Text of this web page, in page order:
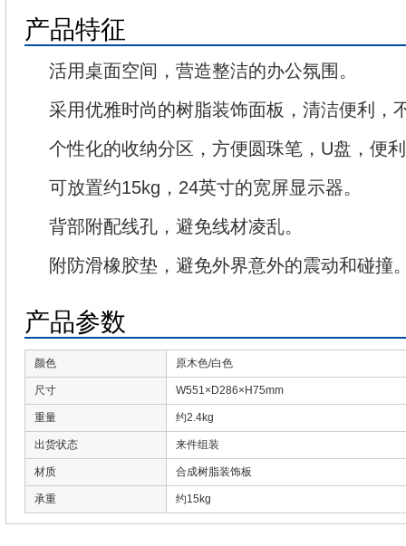
产品特征
活用桌面空间，营造整洁的办公氛围。
采用优雅时尚的树脂装饰面板，清洁便利，
个性化的收纳分区，方便圆珠笔，U盘，便
可放置约15kg，24英寸的宽屏显示器。
背部附配线孔，避免线材凌乱。
附防滑橡胶垫，避免外界意外的震动和碰撞
产品参数
颜色 原木色/白色
尺寸 W551×D286×H75mm
重量 约2.4kg
出货状态 来件组装
材质 合成树脂装饰板
承重 约15kg